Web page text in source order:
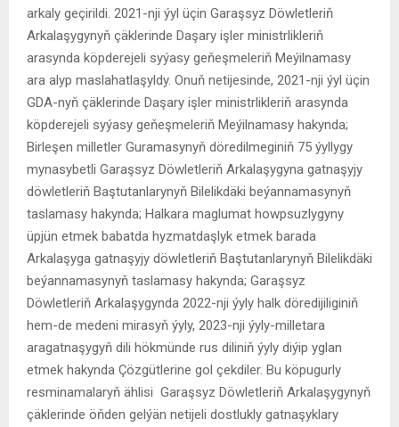
arkaly geçirildi. 2021-nji ýyl üçin Garaşsyz Döwletleriň
Arkalaşygynyň çäklerinde Daşary işler ministrlikleriň
arasynda köpderejeli syýasy geňeşmeleriň Meýilnamasy
ara alyp maslahatlaşyldy. Onuň netijesinde, 2021-nji ýyl üçin
GDA-nyň çäklerinde Daşary işler ministrlikleriň arasynda
köpderejeli syýasy geňeşmeleriň Meýilnamasy hakynda;
Birleşen milletler Guramasynyň döredilmeginiň 75 ýyllygy
mynasybetli Garaşsyz Döwletleriň Arkalaşygyna gatnaşyjy
döwletleriň Baştutanlarynyň Bilelikdäki beýannamasynyň
taslamasy hakynda; Halkara maglumat howpsuzlygyny
üpjün etmek babatda hyzmatdaşlyk etmek barada
Arkalaşyga gatnaşyjy döwletleriň Baştutanlarynyň Bilelikdäki
beýannamasynyň taslamasy hakynda; Garaşsyz
Döwletleriň Arkalaşygynda 2022-nji ýyly halk döredijiliginiň
hem-de medeni mirasyň ýyly, 2023-nji ýyly-milletara
aragatnaşygyň dili hökmünde rus diliniň ýyly diýip yglan
etmek hakynda Çözgütlerine gol çekdiler. Bu köpugurly
resminamalaryň ählisi Garaşsyz Döwletleriň Arkalaşygynyň
çäklerinde öňden gelýän netijeli dostlukly gatnaşyklary